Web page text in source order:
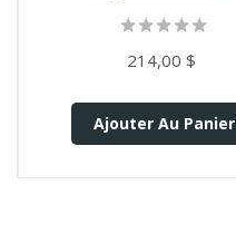
214,00 $
Ajouter Au Panier